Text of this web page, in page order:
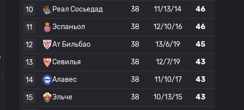
10 Реал Сосьедад 38 11/13/14 46
11 Эспаньол 38 12/10/16 46
12 Ат Бильбао 38 13/6/19 45
13 Севилья 38 12/7/19 43
14 Алавес 38 11/10/17 43
15 Эльче 38 10/13/15 43